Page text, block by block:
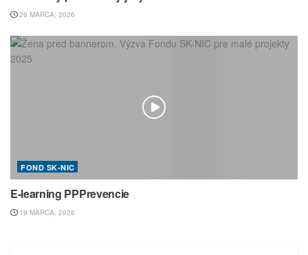
26 MARCA, 2026
FOND SK-NIC
E-learning PPPrevencie
19 MARCA, 2026